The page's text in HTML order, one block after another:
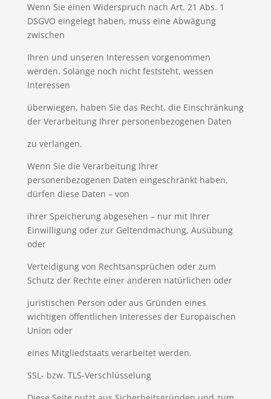
Wenn Sie einen Widerspruch nach Art. 21 Abs. 1
DSGVO eingelegt haben, muss eine Abwägung
zwischen
Ihren und unseren Interessen vorgenommen
werden. Solange noch nicht feststeht, wessen
Interessen
überwiegen, haben Sie das Recht, die Einschränkung
der Verarbeitung Ihrer personenbezogenen Daten
zu verlangen.
Wenn Sie die Verarbeitung Ihrer
personenbezogenen Daten eingeschränkt haben,
dürfen diese Daten – von
ihrer Speicherung abgesehen – nur mit Ihrer
Einwilligung oder zur Geltendmachung, Ausübung
oder
Verteidigung von Rechtsansprüchen oder zum
Schutz der Rechte einer anderen natürlichen oder
juristischen Person oder aus Gründen eines
wichtigen öffentlichen Interesses der Europäischen
Union oder
eines Mitgliedstaats verarbeitet werden.
SSL- bzw. TLS-Verschlüsselung